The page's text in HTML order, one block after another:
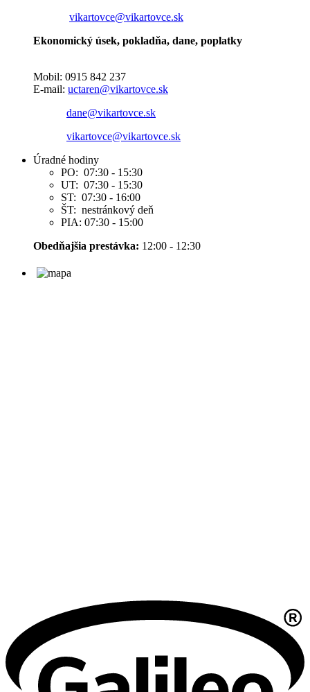
vikartovce@vikartovce.sk
Ekonomický úsek, pokladňa, dane, poplatky
Mobil: 0915 842 237
E-mail: uctaren@vikartovce.sk
dane@vikartovce.sk
vikartovce@vikartovce.sk
Úradné hodiny
PO: 07:30 - 15:30
UT: 07:30 - 15:30
ST: 07:30 - 16:00
ŠT: nestránkový deň
PIA: 07:30 - 15:00
Obedňajšia prestávka: 12:00 - 12:30